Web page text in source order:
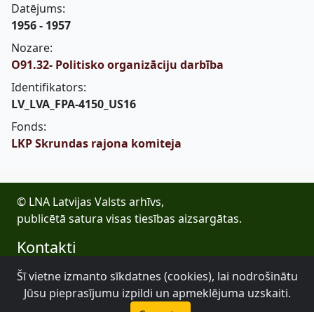
Datējums:
1956 - 1957
Nozare:
O91.32- Politisko organizāciju darbība
Identifikators:
LV_LVA_FPA-4150_US16
Fonds:
LKP Skrundas rajona komiteja
© LNA Latvijas Valsts arhīvs,
publicētā satura visas tiesības aizsargātas.
Kontakti
E-pasts: lva@arhivi.gov.lv
Tālrunis: +371 20027447
Bezdelīgu 1A, Rīga
Šī vietne izmanto sīkdatnes (cookies), lai nodrošinātu
Jūsu pieprasījumu izpildi un apmeklējuma uzskaiti.